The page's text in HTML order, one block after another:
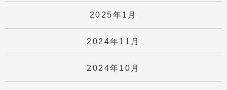
2025年1月
2024年11月
2024年10月